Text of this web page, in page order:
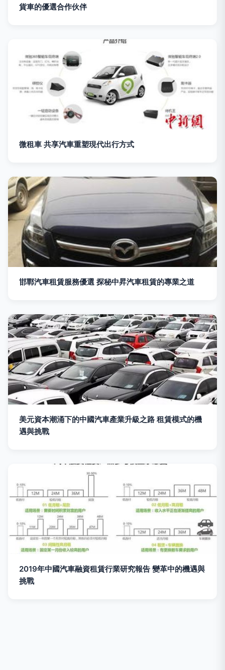
貨車的優選合作伙伴
微租車 共享汽車重塑現代出行方式
邯鄲汽車租賃服務優選 探秘中昇汽車租賃的專業之道
美元資本潮涌下的中國汽車產業升級之路 租賃模式的機
遇與挑戰
2019年中國汽車融資租賃行業研究報告 變革中的機遇與
挑戰